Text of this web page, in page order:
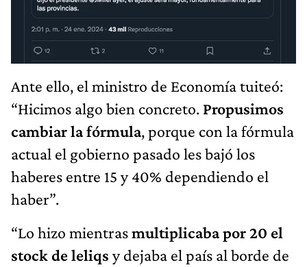
Ante ello, el ministro de Economía tuiteó:
“Hicimos algo bien concreto. Propusimos
cambiar la fórmula, porque con la fórmula
actual el gobierno pasado les bajó los
haberes entre 15 y 40% dependiendo el
haber”.
“Lo hizo mientrasmultiplicaba por 20 el
stock de leliqs y dejaba el país al borde de